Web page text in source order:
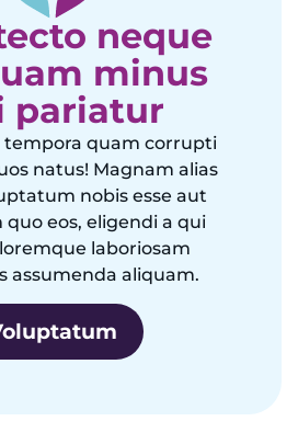
neque
minus
pariatur
quam corrupti
natus! Magnam alias
nobis esse aut
eos, eligendi a qui
laboriosam
assumenda aliquam.